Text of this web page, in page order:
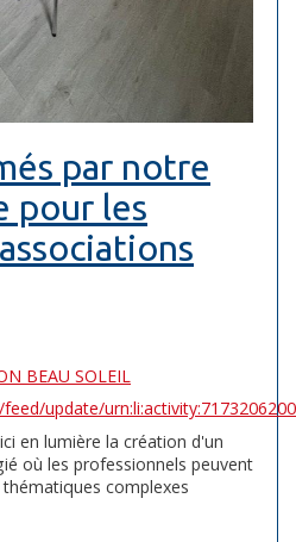
par notre
pour les
update/
en lumière la création d'un
où les professionnels peuvent
complexes